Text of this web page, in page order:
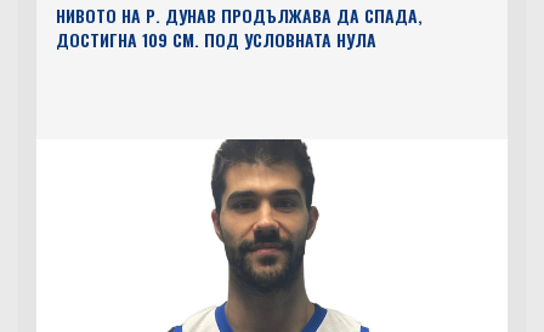
НИВОТО НА Р. ДУНАВ ПРОДЪЛЖАВА ДА СПАДА,
ДОСТИГНА 109 СМ. ПОД УСЛОВНАТА НУЛА